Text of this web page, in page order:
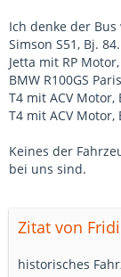
Ich denke der
Simson S51, Bj. 84.
Jetta mit RP
BMW R100GS
T4 mit ACV Motor,
T4 mit ACV Motor,
Keines der
bei uns sind.
Zitat von Fridi
historisches